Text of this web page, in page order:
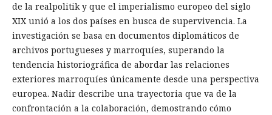
de la realpolitik y que el imperialismo europeo del siglo
XIX unió a los dos países en busca de supervivencia. La
investigación se basa en documentos diplomáticos de
archivos portugueses y marroquíes, superando la
tendencia historiográfica de abordar las relaciones
exteriores marroquíes únicamente desde una perspectiva
europea. Nadir describe una trayectoria que va de la
confrontación a la colaboración, demostrando cómo